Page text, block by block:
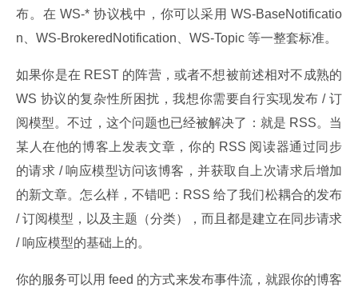
布。在 WS-* 协议栈中，你可以采用 WS-BaseNotificatio
n、WS-BrokeredNotification、WS-Topic 等一整套标准。
如果你是在 REST 的阵营，或者不想被前述相对不成熟的
WS 协议的复杂性所困扰，我想你需要自行实现发布 / 订
阅模型。不过，这个问题也已经被解决了：就是 RSS。当
某人在他的博客上发表文章，你的 RSS 阅读器通过同步
的请求 / 响应模型访问该博客，并获取自上次请求后增加
的新文章。怎么样，不错吧：RSS 给了我们松耦合的发布
/ 订阅模型，以及主题（分类），而且都是建立在同步请求
/ 响应模型的基础上的。
你的服务可以用 feed 的方式来发布事件流，就跟你的博客